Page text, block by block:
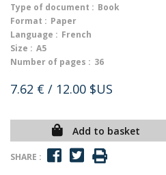
Type of document : Book
Format : Paper
Language : French
Size : A5
Number of pages : 36
7.62 € / 12.00 $US
Add to basket
SHARE :